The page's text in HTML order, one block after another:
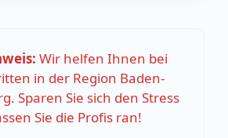
Wir helfen Ihnen bei
in der Region Baden-
Sparen Sie sich den Stress
Sie die Profis ran!